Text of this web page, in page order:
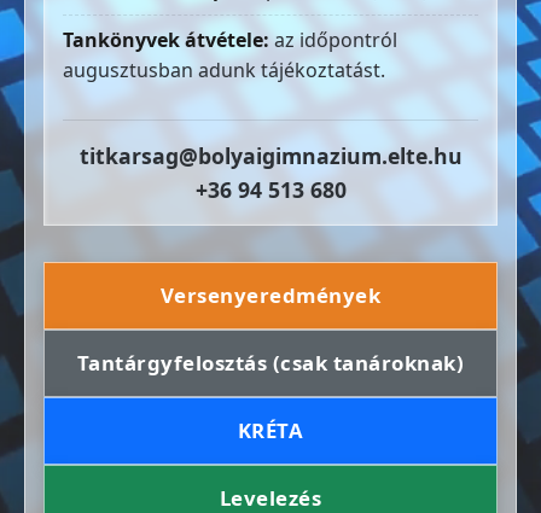
Tankönyvek átvétele: az időpontról
augusztusban adunk tájékoztatást.
titkarsag@bolyaigimnazium.elte.hu
+36 94 513 680
Versenyeredmények
Tantárgyfelosztás (csak tanároknak)
KRÉTA
Levelezés